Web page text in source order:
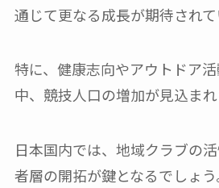
通じて更なる成長が期待されて
特に、健康志向やアウトドア
中、競技人口の増加が見込まれ
日本国内では、地域クラブの
者層の開拓が鍵となるでしょう